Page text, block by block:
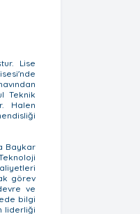
Lise
Teknik
Halen
Baykar
görev
ve
bilgi
liderliği